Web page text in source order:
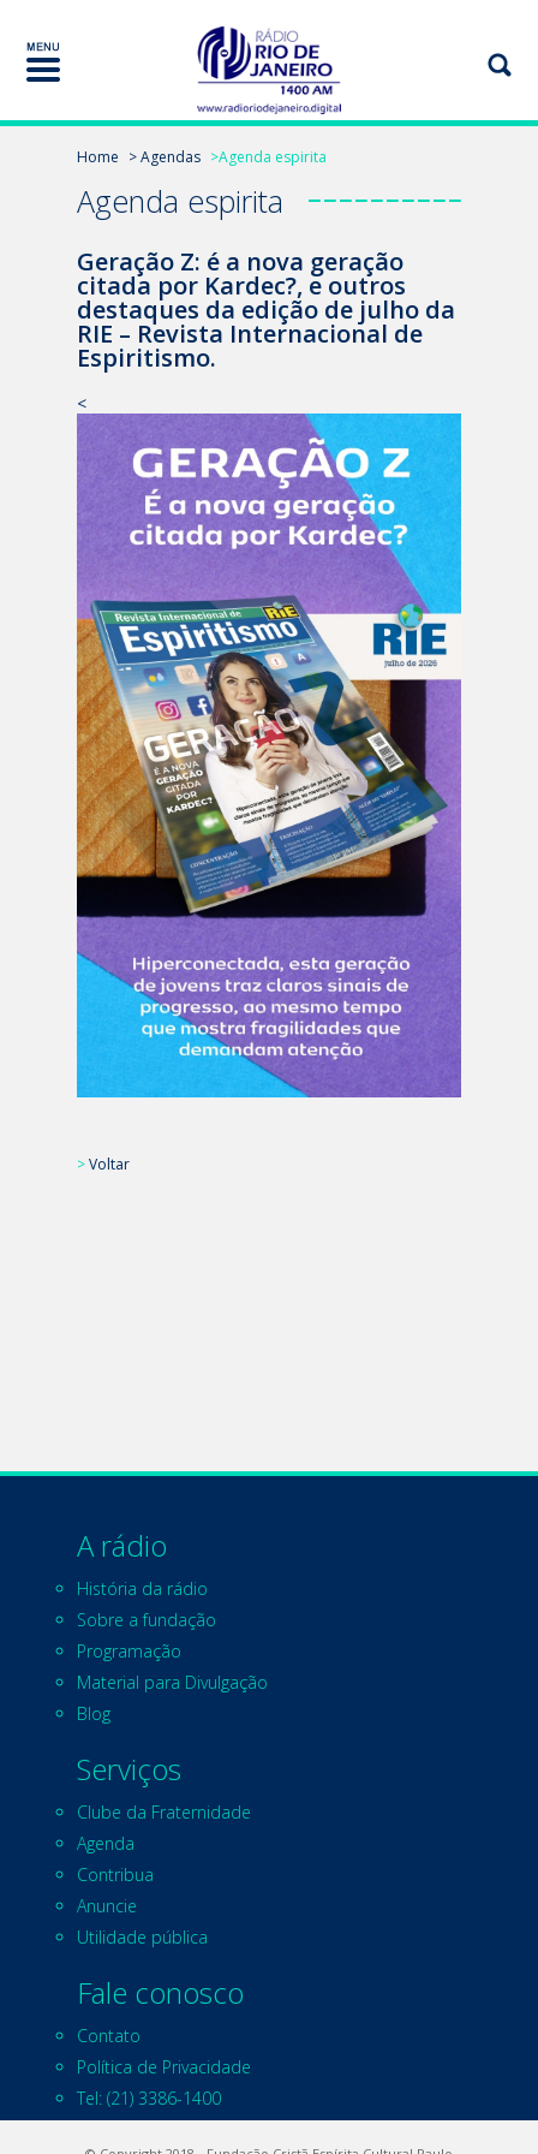
Home > Agendas >Agenda espirita
Agenda espirita
Geração Z: é a nova geração
citada por Kardec?, e outros
destaques da edição de julho da
RIE – Revista Internacional de
Espiritismo.
<
>Voltar
A rádio
História da rádio
Sobre a fundação
Programação
Material para Divulgação
Blog
Serviços
Clube da Fraternidade
Agenda
Contribua
Anuncie
Utilidade pública
Fale conosco
Contato
Política de Privacidade
Tel: (21) 3386-1400